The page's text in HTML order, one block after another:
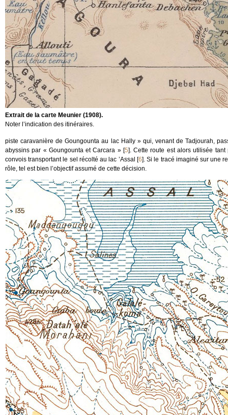
Extrait de la carte Meunier (1908).
Noter l’indication des itinéraires.
piste caravanière de Goungounta au lac Hally » qui, venant de Tadjourah,
abyssins par « Goungounta et Carcara »[5]. Cette route est alors utilisée
convois transportant le sel récolté au lac ’Assal [6]. Si le tracé imaginé sur une
rôle, tel est bien l’objectif assumé de cette décision.